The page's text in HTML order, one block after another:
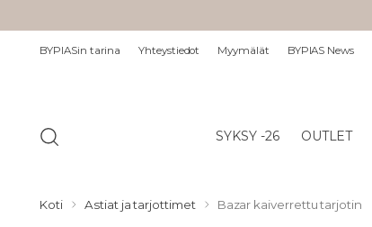
BYPIASin tarina Yhteystiedot Myymälät BYPIAS News
SYKSY -26 OUTLET
Koti Astiat ja tarjottimet Bazar kaiverrettu tarjotin